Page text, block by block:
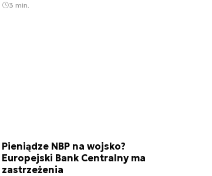
3 min.
Pieniądze NBP na wojsko?
Europejski Bank Centralny ma
zastrzeżenia